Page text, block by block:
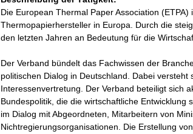
Die European Thermal Paper Association
Thermopapierhersteller in Europa. Durch die
den letzten Jahren an Bedeutung für die
Der Verband bündelt das Fachwissen der
politischen Dialog in Deutschland. Dabei versteht
Interessenvertretung. Der Verband beteiligt sich
Bundespolitik, die die wirtschaftliche
im Dialog mit Abgeordneten, Mitarbeitern von
Nichtregierungsorganisationen. Die Erstellung